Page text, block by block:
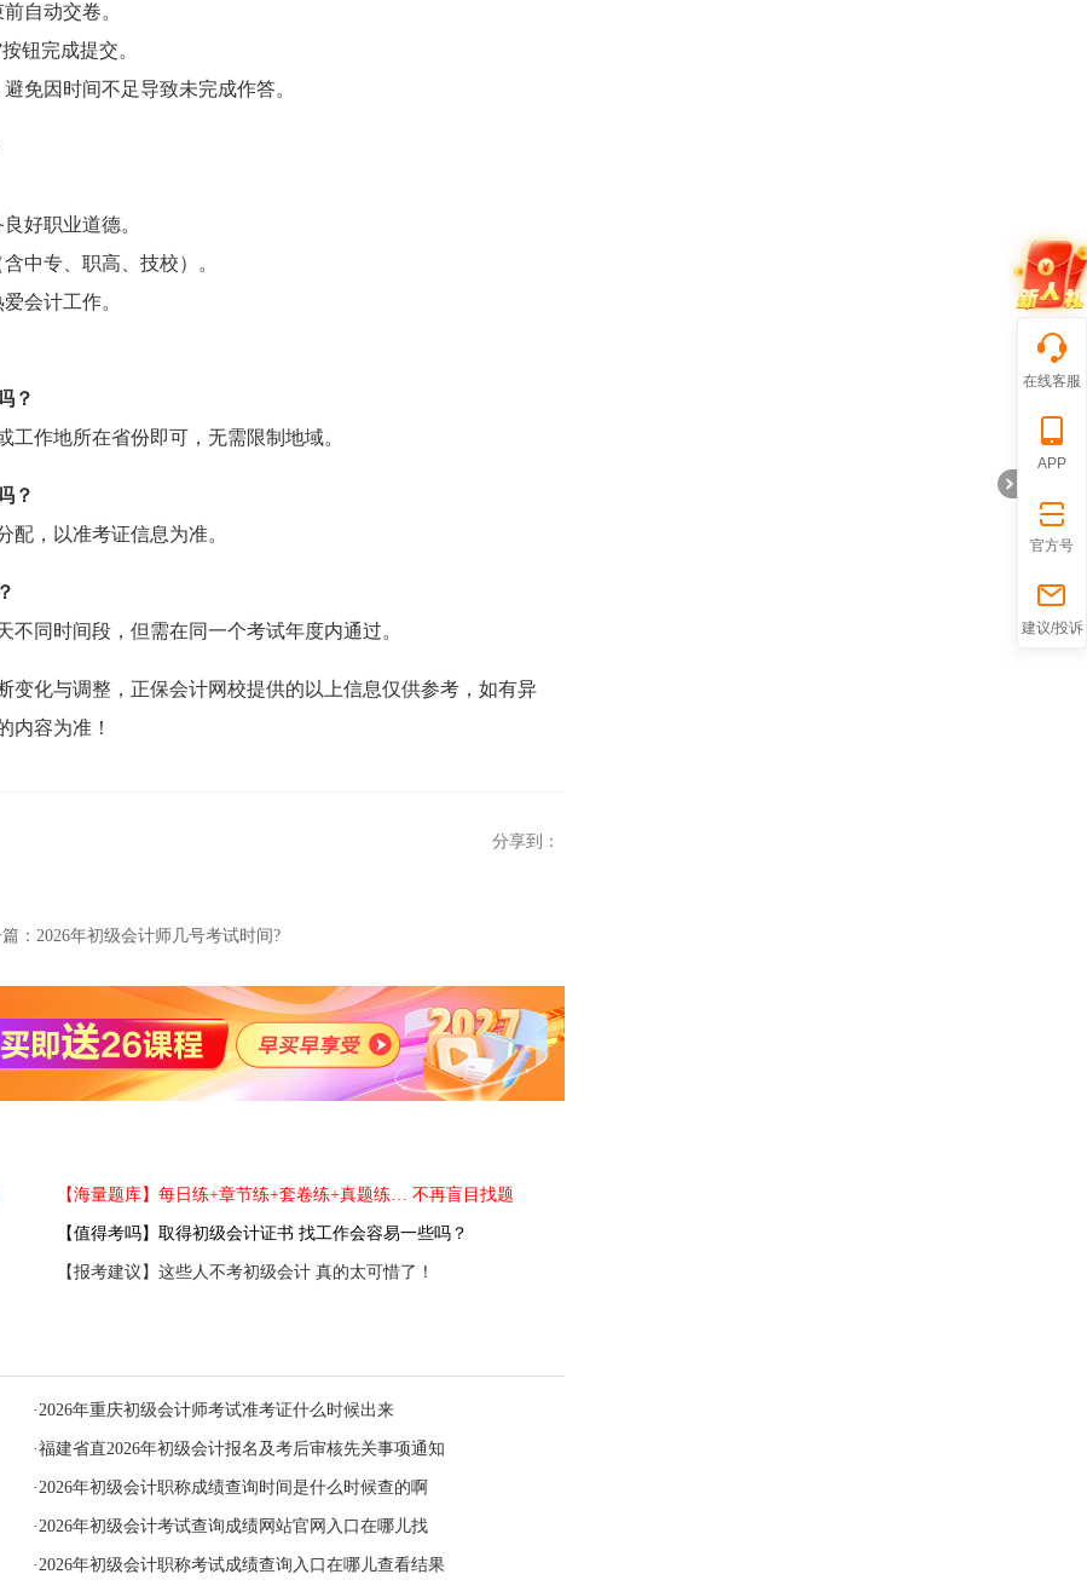
自动交卷。
钮完成提交。
免因时间不足导致未完成作答。
好职业道德。
中专、职高、技校）。
会计工作。
？
工作地所在省份即可，无需限制地域。
？
配，以准考证信息为准。
不同时间段，但需在同一个考试年度内通过。
变化与调整，正保会计网校提供的以上信息仅供参考，如有异
内容为准！
分享到：
： 2026年初级会计师几号考试时间?
【海量题库】每日练+章节练+套卷练+真题练… 不再盲目找题
【值得考吗】取得初级会计证书 找工作会容易一些吗？
【报考建议】这些人不考初级会计 真的太可惜了！
·2026年重庆初级会计师考试准考证什么时候出来
·福建省直2026年初级会计报名及考后审核先关事项通知
·2026年初级会计职称成绩查询时间是什么时候查的啊
·2026年初级会计考试查询成绩网站官网入口在哪儿找
·2026年初级会计职称考试成绩查询入口在哪儿查看结果
在线客服
APP
官方号
建议/投诉